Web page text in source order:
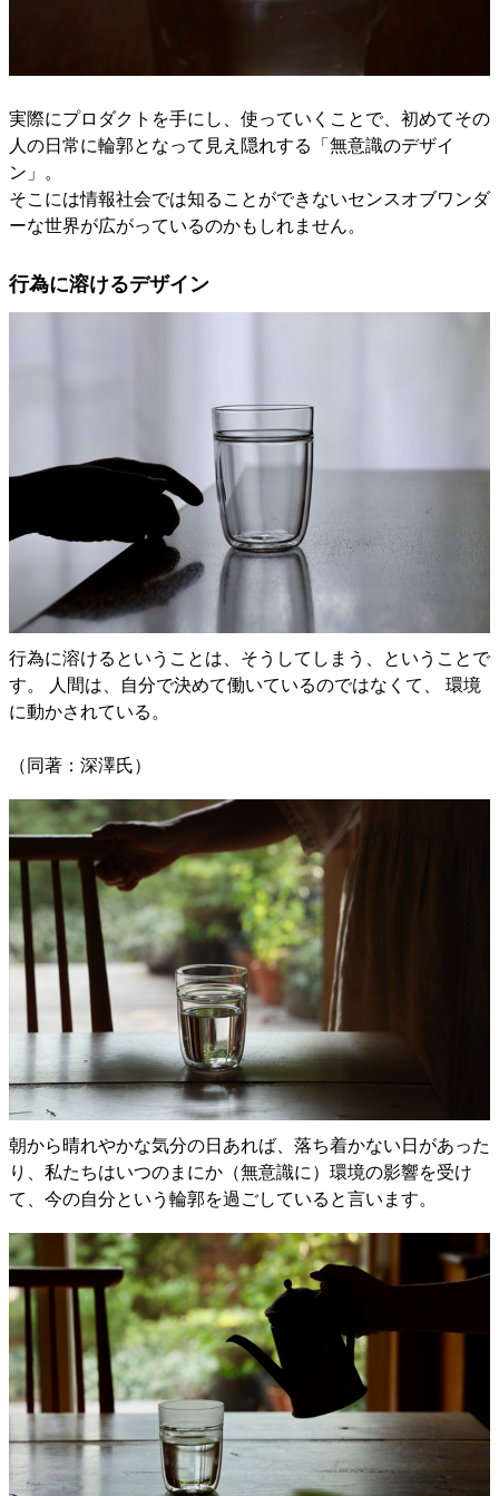
実際にプロダクトを手にし、使っていくことで、初めてその
人の日常に輪郭となって見え隠れする「無意識のデザイ
ン」。
そこには情報社会では知ることができないセンスオブワンダ
ーな世界が広がっているのかもしれません。
行為に溶けるデザイン
行為に溶けるということは、そうしてしまう、ということで
す。 人間は、自分で決めて働いているのではなくて、 環境
に動かされている。
（同著：深澤氏）
朝から晴れやかな気分の日あれば、落ち着かない日があった
り、私たちはいつのまにか（無意識に）環境の影響を受け
て、今の自分という輪郭を過ごしていると言います。